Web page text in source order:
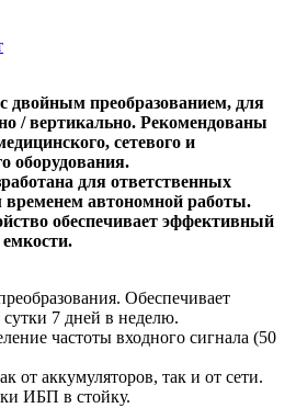
двойным преобразованием, для
/ вертикально. Рекомендованы
сетевого и
оборудования.
для ответственных
автономной работы.
обеспечивает эффективный
Обеспечивает
7 дней в неделю.
частоты входного сигнала (50
от аккумуляторов, так и от сети.
ИБП в стойку.